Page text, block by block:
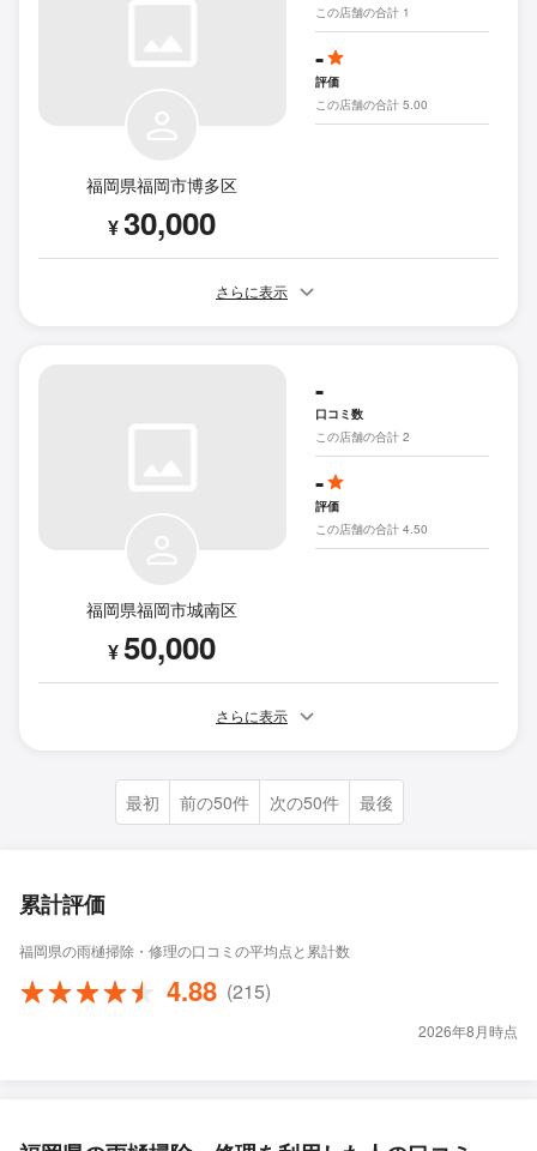
福岡県福岡市博多区
¥30,000
この店舗の合計 1
-
評価
この店舗の合計 5.00
さらに表示
福岡県福岡市城南区
¥50,000
-
口コミ数
この店舗の合計 2
-
評価
この店舗の合計 4.50
さらに表示
最初 前の50件 次の50件 最後
累計評価
福岡県の雨樋掃除・修理の口コミの平均点と累計数
4.88 (215)
2026年8月時点